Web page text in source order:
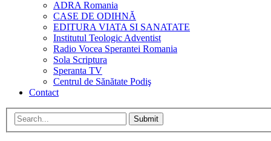
ADRA Romania
CASE DE ODIHNĂ
EDITURA VIATA SI SANATATE
Institutul Teologic Adventist
Radio Vocea Sperantei Romania
Sola Scriptura
Speranta TV
Centrul de Sănătate Podiş
Contact
Submit